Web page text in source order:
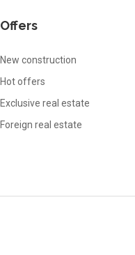
Offers
New construction
Hot offers
Exclusive real estate
Foreign real estate